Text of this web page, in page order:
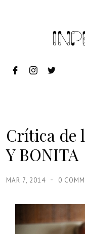
Crítica de
Y BONITA
MAR 7, 2014 0